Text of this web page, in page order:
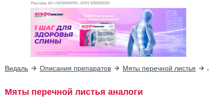
Реклама. АО «НИЖФАРМ», ИНН 5260900010
Видаль Описания препаратов Мяты перечной листья
Мяты перечной листья аналоги